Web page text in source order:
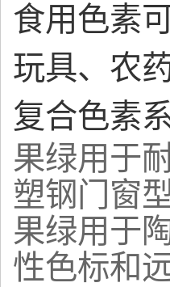
食用色素
玩具、农
复合色素系
果绿用于
塑钢门窗
果绿用于
性色标和